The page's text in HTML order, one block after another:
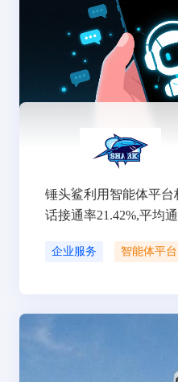
锤头鲨利用智能体平
话接通率21.42%,平均
企业服务 智能体平台